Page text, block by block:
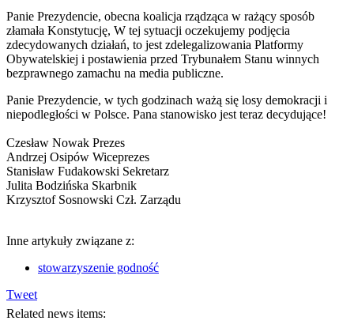
Panie Prezydencie, obecna koalicja rządząca w rażący sposób
złamała Konstytucję, W tej sytuacji oczekujemy podjęcia
zdecydowanych działań, to jest zdelegalizowania Platformy
Obywatelskiej i postawienia przed Trybunałem Stanu winnych
bezprawnego zamachu na media publiczne.
Panie Prezydencie, w tych godzinach ważą się losy demokracji i
niepodległości w Polsce. Pana stanowisko jest teraz decydujące!
Czesław Nowak Prezes
Andrzej Osipów Wiceprezes
Stanisław Fudakowski Sekretarz
Julita Bodzińska Skarbnik
Krzysztof Sosnowski Czł. Zarządu
Inne artykuły związane z:
stowarzyszenie godność
Tweet
Related news items: